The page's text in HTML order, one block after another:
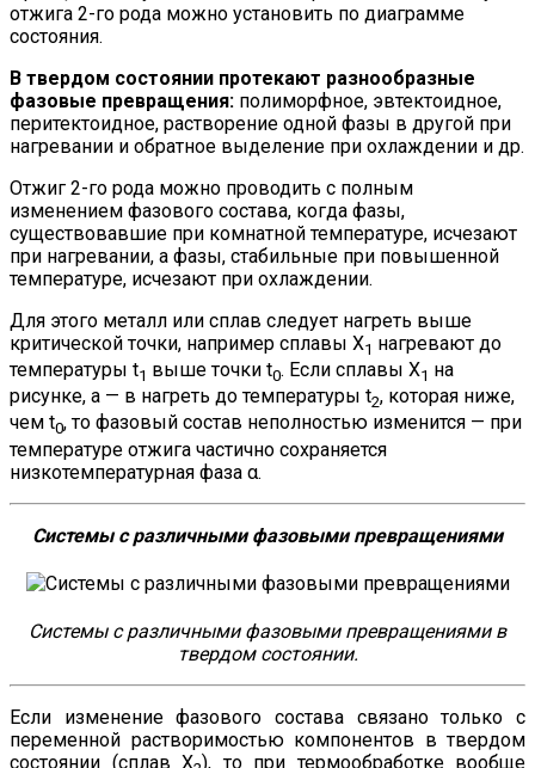
отжига 2-го рода можно установить по диаграмме
состояния.
В твердом состоянии протекают разнообразные
фазовые превращения: полиморфное, эвтектоидное,
перитектоидное, растворение одной фазы в другой при
нагревании и обратное выделение при охлаждении и др.
Отжиг 2-го рода можно проводить с полным
изменением фазового состава, когда фазы,
существовавшие при комнатной температуре, исчезают
при нагревании, а фазы, стабильные при повышенной
температуре, исчезают при охлаждении.
Для этого металл или сплав следует нагреть выше
критической точки, например сплавы Х1 нагревают до
температуры t1 выше точки t0. Если сплавы Х1 на
рисунке, а — в нагреть до температуры t2, которая ниже,
чем t0, то фазовый состав неполностью изменится — при
температуре отжига частично сохраняется
низкотемпературная фаза α.
Системы с различными фазовыми превращениями
Системы с различными фазовыми превращениями в
твердом состоянии.
Если изменение фазового состава связано только с
переменной растворимостью компонентов в твердом
состоянии (сплав Х ), то при термообработке вообще